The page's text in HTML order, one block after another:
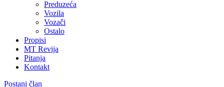
Preduzeća
Vozila
Vozači
Ostalo
Propisi
MT Revija
Pitanja
Kontakt
Postani član